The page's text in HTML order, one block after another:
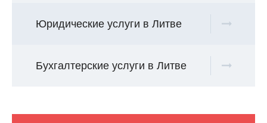
Юридические услуги в Литве
Бухгалтерские услуги в Литве